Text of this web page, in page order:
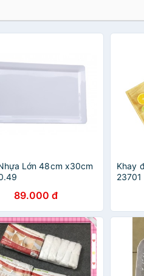
Lớn 48cm x30cm
89.000 đ
Khay
23701